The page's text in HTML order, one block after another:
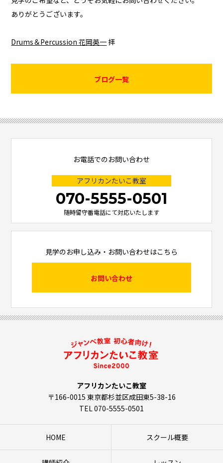
ありがとうございます。
Drums＆Percussion 花岡英一 拝
ブログ一覧
お電話でのお問い合わせ
アフリカンたいこ教室
070-5555-0501
随時留守番電話にて対応いたします
見学のお申し込み・お問い合わせはこちら
お問い合わせ
アフリカンたいこ教室
〒166-0015 東京都杉並区成田東5-38-16
TEL 070-5555-0501
HOME スクール概要